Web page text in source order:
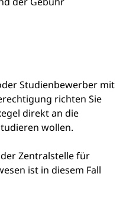
Studienbewerber mit
richten Sie
direkt an die
wollen.
Zentralstelle für
ist in diesem Fall